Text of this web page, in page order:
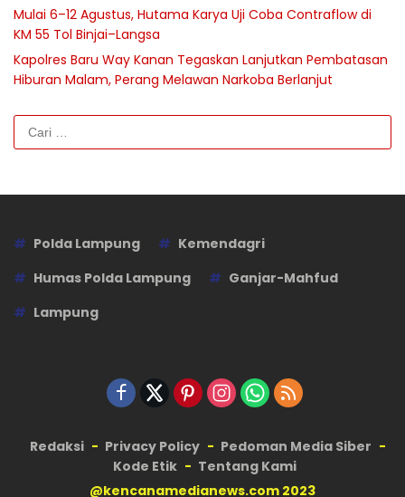
Mulai 6–12 Agustus, Hutama Karya Uji Coba Contraflow di
KM 55 Tol Binjai–Langsa
Kapolres Baru Way Kanan Tegaskan Lanjutkan Pembatasan
Hiburan Malam, Perang Melawan Narkoba Berlanjut
Cari
untuk:
Polda Lampung
Kemendagri
Humas Polda Lampung
Ganjar-Mahfud
Lampung
Redaksi Privacy Policy
Pedoman Media Siber
Kode Etik
Tentang Kami
@kencanamedianews.com 2023